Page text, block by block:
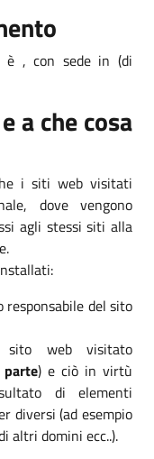
è , con sede in (di
a che cosa
i siti web visitati
dove vengono
agli stessi siti alla
del sito
sito web visitato
) e ciò in virtù
di elementi
diversi (ad esempio
altri domini ecc..).